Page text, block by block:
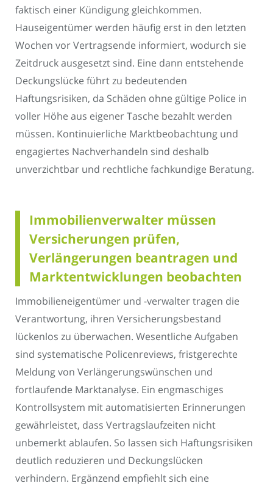
faktisch einer Kündigung gleichkommen.
Hauseigentümer werden häufig erst in den letzten
Wochen vor Vertragsende informiert, wodurch sie
Zeitdruck ausgesetzt sind. Eine dann entstehende
Deckungslücke führt zu bedeutenden
Haftungsrisiken, da Schäden ohne gültige Police in
voller Höhe aus eigener Tasche bezahlt werden
müssen. Kontinuierliche Marktbeobachtung und
engagiertes Nachverhandeln sind deshalb
unverzichtbar und rechtliche fachkundige Beratung.
Immobilienverwalter müssen
Versicherungen prüfen,
Verlängerungen beantragen und
Marktentwicklungen beobachten
Immobilieneigentümer und -verwalter tragen die
Verantwortung, ihren Versicherungsbestand
lückenlos zu überwachen. Wesentliche Aufgaben
sind systematische Policenreviews, fristgerechte
Meldung von Verlängerungswünschen und
fortlaufende Marktanalyse. Ein engmaschiges
Kontrollsystem mit automatisierten Erinnerungen
gewährleistet, dass Vertragslaufzeiten nicht
unbemerkt ablaufen. So lassen sich Haftungsrisiken
deutlich reduzieren und Deckungslücken
verhindern. Ergänzend empfiehlt sich eine